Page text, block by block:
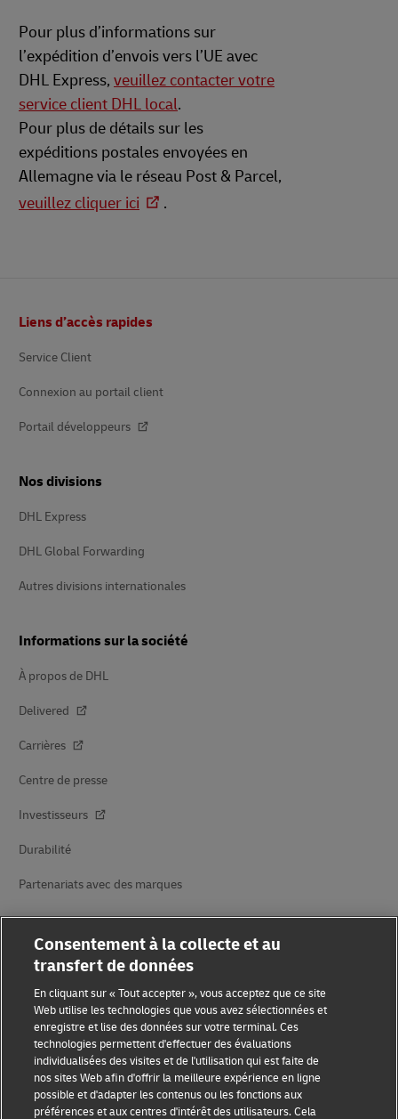
Pour plus d’informations sur
l’expédition d’envois vers l’UE avec
DHL Express, veuillez contacter votre
service client DHL local.
Pour plus de détails sur les
expéditions postales envoyées en
Allemagne via le réseau Post & Parcel,
veuillez cliquer ici
.
de
Liens d’accès rapides
Service Client
Connexion au portail client
Portail développeurs
Nos divisions
DHL Express
DHL Global Forwarding
Autres divisions internationales
Informations sur la société
À propos de DHL
Delivered
Carrières
Centre de presse
Investisseurs
Durabilité
Partenariats avec des marques
Sensibilisation à la fraude
Mention légale
Conditions d’utilisation
Consentement à la collecte et au
transfert de données
En cliquant sur « Tout accepter », vous acceptez que ce site
Web utilise les technologies que vous avez sélectionnées et
enregistre et lise des données sur votre terminal. Ces
technologies permettent d'effectuer des évaluations
individualisées des visites et de l'utilisation qui est faite de
nos sites Web afin d'offrir la meilleure expérience en ligne
possible et d'adapter les contenus ou les fonctions aux
préférences et aux centres d'intérêt des utilisateurs. Cela